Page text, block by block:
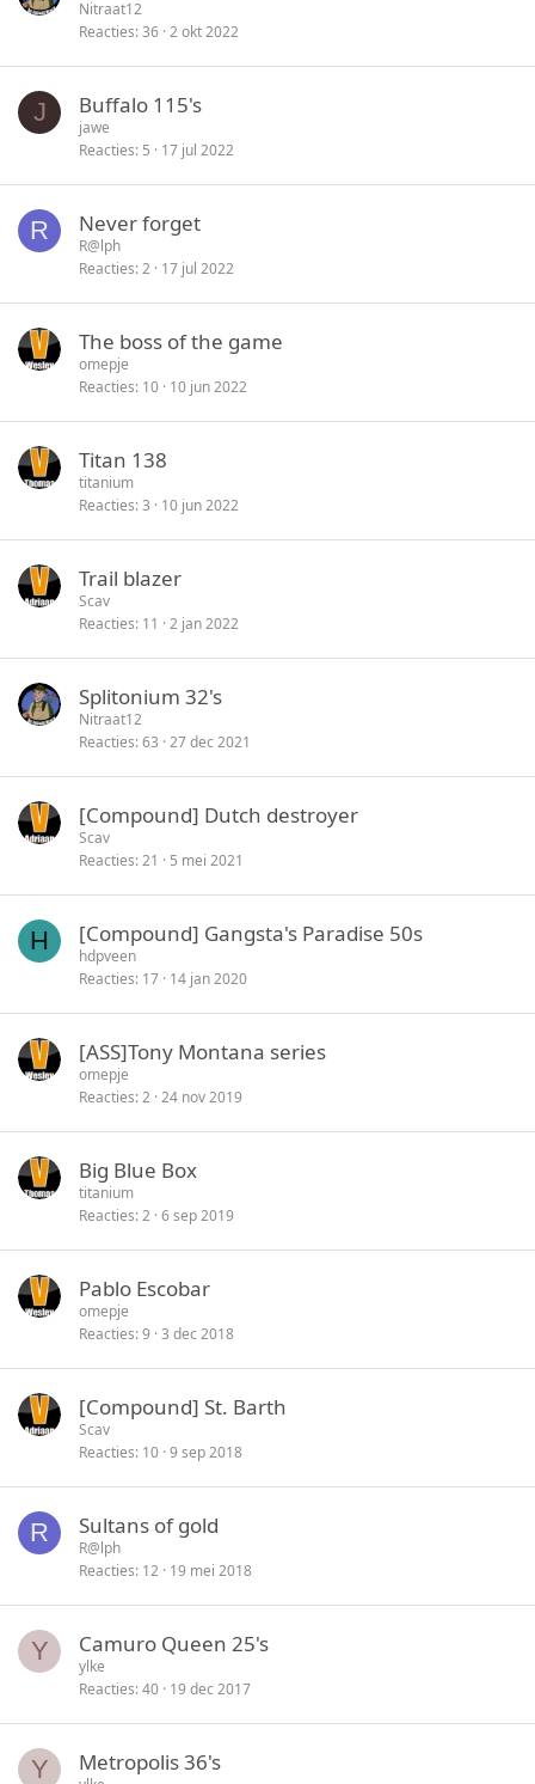
Nitraat12
Reacties 36 2 okt 2022
J Buffalo 115's
jawe
Reacties 5 17 jul 2022
R Never forget
R@lph
Reacties 2 17 jul 2022
The boss of the game
omepje
Reacties 10 10 jun 2022
Titan 138
titanium
Reacties 3 10 jun 2022
Trail blazer
Scav
Reacties 11 2 jan 2022
Splitonium 32's
Nitraat12
Reacties 63 27 dec 2021
[Compound] Dutch destroyer
Scav
Reacties 21 5 mei 2021
H [Compound] Gangsta's Paradise 50s
hdpveen
Reacties 17 14 jan 2020
[ASS]Tony Montana series
omepje
Reacties 2 24 nov 2019
Big Blue Box
titanium
Reacties 2 6 sep 2019
Pablo Escobar
omepje
Reacties 9 3 dec 2018
[Compound] St. Barth
Scav
Reacties 10 9 sep 2018
R Sultans of gold
R@lph
Reacties 12 19 mei 2018
Y Camuro Queen 25's
ylke
Reacties 40 19 dec 2017
Y Metropolis 36's